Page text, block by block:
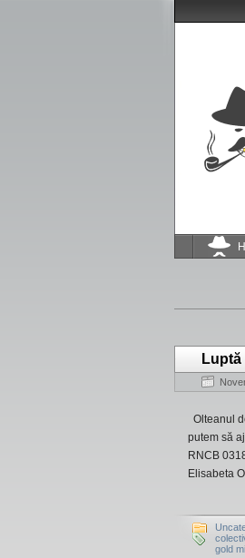
Olteanul
putem să
RNCB
Elisabeta
gold